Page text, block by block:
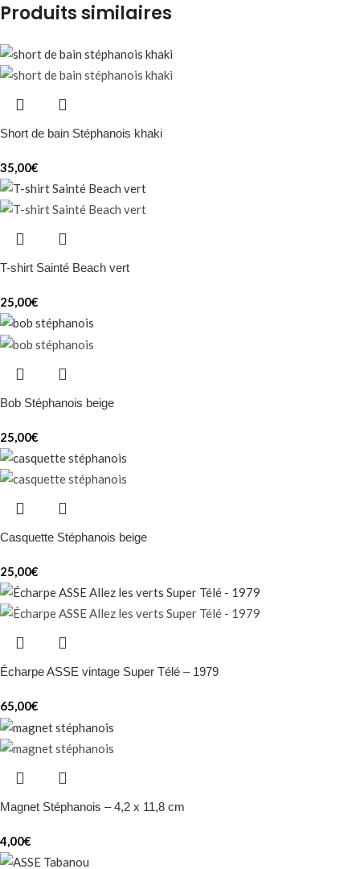
Produits similaires
Short de bain Stéphanois khaki
35,00€
T-shirt Sainté Beach vert
25,00€
Bob Stéphanois beige
25,00€
Casquette Stéphanois beige
25,00€
Écharpe ASSE vintage Super Télé – 1979
65,00€
Magnet Stéphanois – 4,2 x 11,8 cm
4,00€